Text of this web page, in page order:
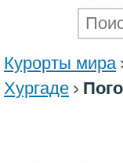
Курорты мира
Хургаде